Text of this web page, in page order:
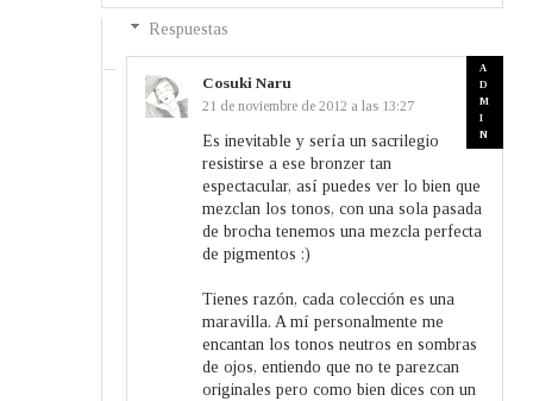
Respuestas
Cosuki Naru
21 de noviembre de 2012 a las 13:27
Es inevitable y sería un sacrilegio
resistirse a ese bronzer tan
espectacular, así puedes ver lo bien que
mezclan los tonos, con una sola pasada
de brocha tenemos una mezcla perfecta
de pigmentos :)
Tienes razón, cada colección es una
maravilla. A mí personalmente me
encantan los tonos neutros en sombras
de ojos, entiendo que no te parezcan
originales pero como bien dices con un